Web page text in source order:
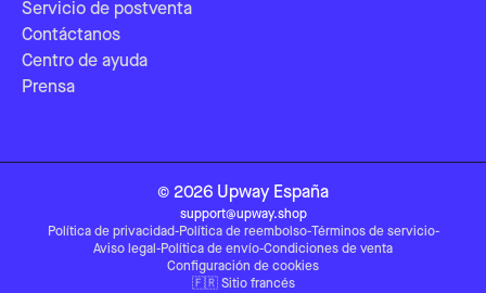
Servicio de postventa
Contáctanos
Centro de ayuda
Prensa
© 2026 Upway España
support@upway.shop
Política de privacidad-Política de reembolso-Términos de servicio-
Aviso legal -Política de envío-Condiciones de venta
Configuración de cookies
🇫🇷 Sitio francés